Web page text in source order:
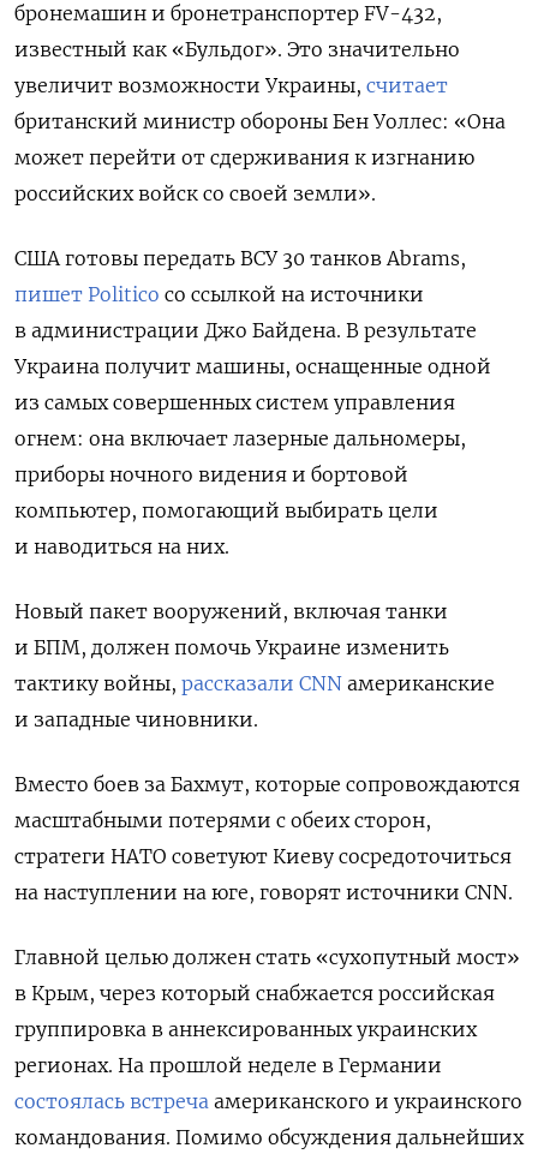
бронемашин и бронетранспортер FV-432,
известный как «Бульдог». Это значительно
увеличит возможности Украины, считает
британский министр обороны Бен Уоллес: «Она
может перейти от сдерживания к изгнанию
российских войск со своей земли».
США готовы передать ВСУ 30 танков Abrams,
пишет Politico со ссылкой на источники
в администрации Джо Байдена. В результате
Украина получит машины, оснащенные одной
из самых совершенных систем управления
огнем: она включает лазерные дальномеры,
приборы ночного видения и бортовой
компьютер, помогающий выбирать цели
и наводиться на них.
Новый пакет вооружений, включая танки
и БПМ, должен помочь Украине изменить
тактику войны, рассказали CNN американские
и западные чиновники.
Вместо боев за Бахмут, которые сопровождаются
масштабными потерями с обеих сторон,
стратеги НАТО советуют Киеву сосредоточиться
на наступлении на юге, говорят источники CNN.
Главной целью должен стать «сухопутный мост»
в Крым, через который снабжается российская
группировка в аннексированных украинских
регионах. На прошлой неделе в Германии
состоялась встреча американского и украинского
командования. Помимо обсуждения дальнейших